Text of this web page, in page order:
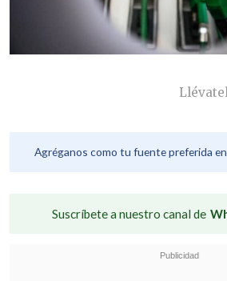
Agréganos como tu fuente preferida en
Suscríbete a nuestro canal de